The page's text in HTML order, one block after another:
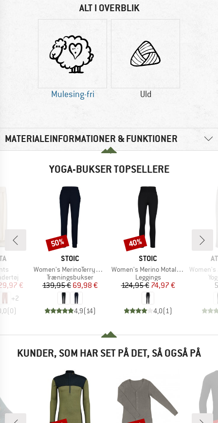
ALT I OVERBLIK
Mulesing-fri Uld
MATERIALEINFORMATIONER & FUNKTIONER
YOGA-BUKSER TOPSELLERE
pris
€
+2
(0)
MÆRKE
STOIC
Artikel
Women's MerinoTerry285 AlavaaraSt. Pants
Produktgruppe
Træningsbukser
Pris
139,95 €Nedsat pris
69,98 €
4,9(14)
Rabat
50%
MÆRKE
STOIC
Artikel
Women's Merino MotalaSt. Tights
Produktgruppe
Leggings
Pris
124,95 €Nedsat pris
74,97 €
4,0(1 )
Rabat
40%
Artikel
Women's
KUNDER, SOM HAR SET PÅ DET, SÅ OGSÅ PÅ